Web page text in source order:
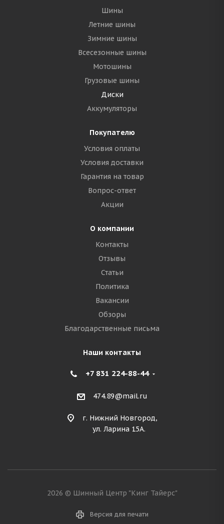
Шины
Летние шины
Зимние шины
Всесезонные шины
Мотошины
Грузовые шины
Диски
Аккумуляторы
Покупателю
Условия оплаты
Условия доставки
Гарантия на товар
Вопрос-ответ
Акции
О компании
Контакты
Отзывы
Статьи
Политика
Вакансии
Обзоры
Благодарственные письма
Наши контакты
+7 831 224-88-44
474.89@mail.ru
г. Нижний Новгород,
ул. Ларина 15А.
2026 © Шинный Центр "Кинг Тайерс"
Версия для печати